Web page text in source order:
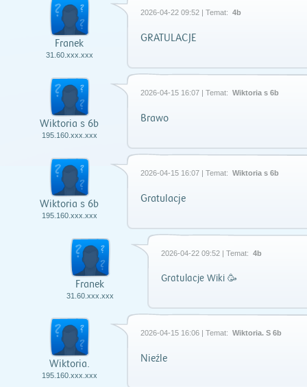
Franek
31.60.xxx.xxx
2026-04-22 09:52 | Temat: 4b
GRATULACJE
Wiktoria s 6b
195.160.xxx.xxx
2026-04-15 16:07 | Temat: Wiktoria s 6b
Brawo
Wiktoria s 6b
195.160.xxx.xxx
2026-04-15 16:07 | Temat: Wiktoria s 6b
Gratulacje
Franek
31.60.xxx.xxx
2026-04-22 09:52 | Temat: 4b
Gratulacje Wiki 🥳
Wiktoria.
195.160.xxx.xxx
2026-04-15 16:06 | Temat: Wiktoria. S 6b
Nieźle